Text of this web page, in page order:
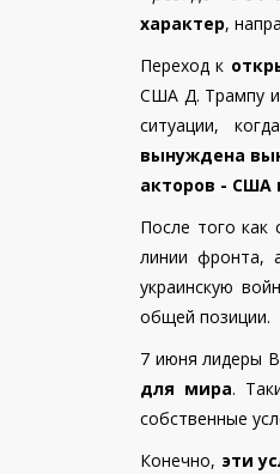
характер,
Переход к
США Д. Трампу и
ситуации,
вынуждена
акторов - США
После того как
линии фронта,
украинскую
общей позиции.
7 июня лидеры
для мира.
собственные
Конечно, эти